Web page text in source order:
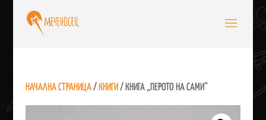
НАЧАЛНА СТРАНИЦА/ КНИГИ / КНИГА „ПЕРОТО НА САМИ“